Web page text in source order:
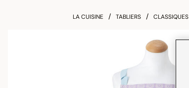
LA CUISINE TABLIERS CLASSIQUES